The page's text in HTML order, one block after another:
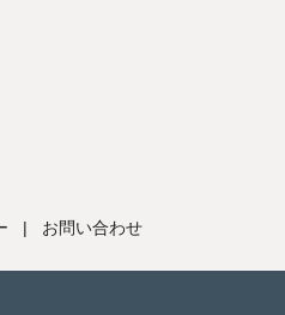
| お問い合わせ